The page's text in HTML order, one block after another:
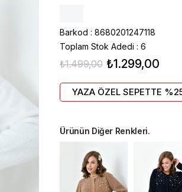
Barkod : 8680201247118
Toplam Stok Adedi : 6
₺1.499,00 ₺1.299,00
YAZA ÖZEL SEPETTE
Ürünün Diğer Renkleri.